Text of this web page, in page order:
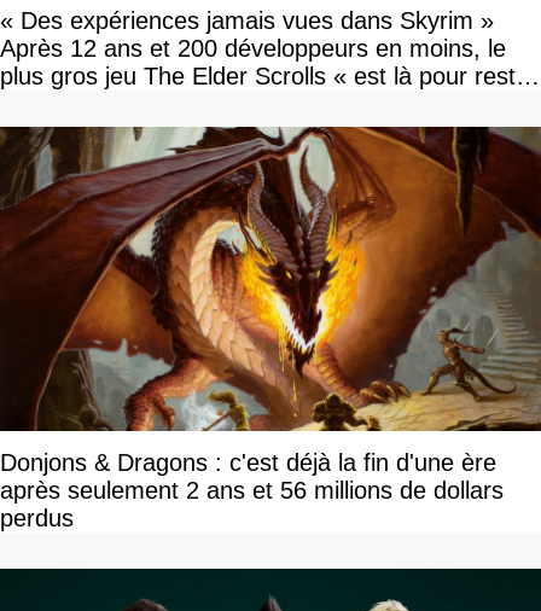
« Des expériences jamais vues dans Skyrim »
Après 12 ans et 200 développeurs en moins, le
plus gros jeu The Elder Scrolls « est là pour rester
Donjons & Dragons : c'est déjà la fin d'une ère
après seulement 2 ans et 56 millions de dollars
perdus